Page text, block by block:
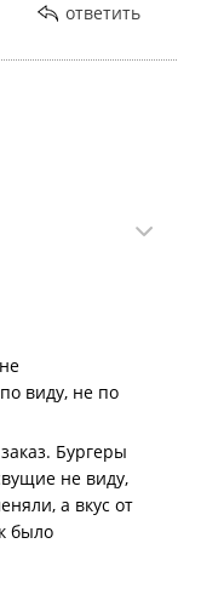
ответить
виду, не по
Бургеры
не виду,
а вкус от
было